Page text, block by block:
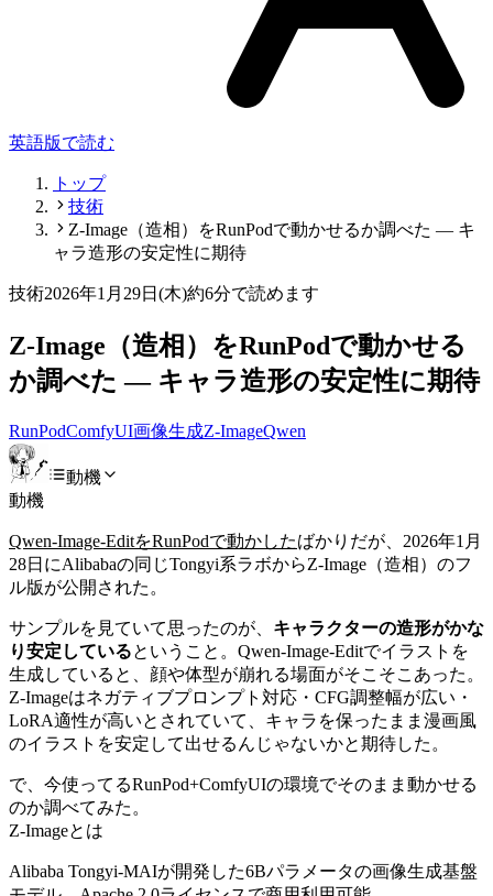
英語版で読む
トップ
技術
Z-Image（造相）をRunPodで動かせるか調べた — キ
ャラ造形の安定性に期待
技術2026年1月29日(木)約6分で読めます
Z-Image（造相）をRunPodで動かせる
か調べた — キャラ造形の安定性に期待
RunPodComfyUI画像生成Z-ImageQwen
動機
動機
Qwen-Image-EditをRunPodで動かしたばかりだが、2026年1月
28日にAlibabaの同じTongyi系ラボからZ-Image（造相）のフ
ル版が公開された。
サンプルを見ていて思ったのが、 キャラクターの造形がかな
り安定しているということ。Qwen-Image-Editでイラストを
生成していると、顔や体型が崩れる場面がそこそこあった。
Z-Imageはネガティブプロンプト対応・CFG調整幅が広い・
LoRA適性が高いとされていて、キャラを保ったまま漫画風
のイラストを安定して出せるんじゃないかと期待した。
で、今使ってるRunPod+ComfyUIの環境でそのまま動かせる
のか調べてみた。
Z-Imageとは
Alibaba Tongyi-MAIが開発した6Bパラメータの画像生成基盤